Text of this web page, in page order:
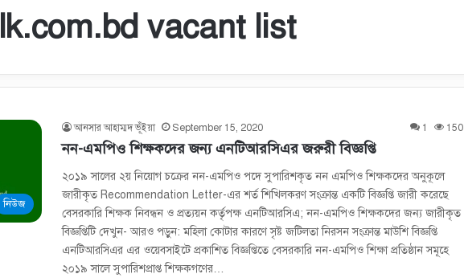
vacant list
নিউজ
আনসার আহাম্মদ ভূঁইয়া September 15, 2020 1 150
নন-এমপিও শিক্ষকদের জন্য এনটিআরসিএর জরুরী বিজ্ঞপ্তি
২০১৯ সালের ২য় নিয়োগ চক্রের নন-এমপিও পদে সুপারিশকৃত নন এমপিও শিক্ষকদের অনুকূলে
জারীকৃত Recommendation Letter-এর শর্ত শিখিলকরণ সংক্রান্ত একটি বিজ্ঞপ্তি জারী করেছে
বেসরকারি শিক্ষক নিবন্ধন ও প্রত্যয়ন কর্তৃপক্ষ এনটিআরসিএ; নন-এমপিও শিক্ষকদের জন্য জারীকৃত
বিজ্ঞপ্তিটি দেখুন- আরও পড়ুন: মহিলা কোটার কারণে সৃষ্ট জটিলতা নিরসন সংক্রান্ত মাউশি বিজ্ঞপ্তি
এনটিআরসিএর এর ওয়েবসাইটে প্রকাশিত বিজ্ঞপ্তিতে বেসরকারি নন-এমপিও শিক্ষা প্রতিষ্ঠান সমূহে
২০১৯ সালে সুপারিশপ্রাপ্ত শিক্ষকগণের…